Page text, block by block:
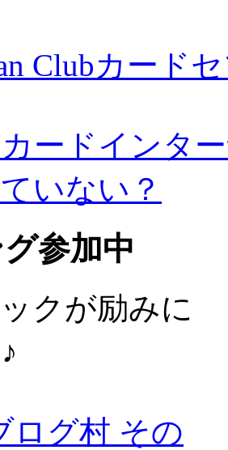
Clubカード
ードインタ
いない？
参加中
クが励みに